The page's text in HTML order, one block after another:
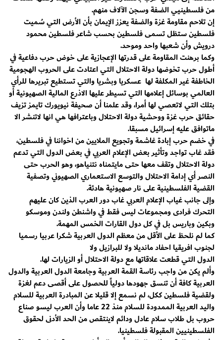
من فلسطينيي الضفة وسجن الآلاف منهم.
إن تلاحم مقاومة غزة والضفة يعزز الإيمان بأن الأرض التي سُميت
فلسطين ستظل تسمى فلسطين بحسب شاعر فلسطين محمود
درويش وأن شعبها واحد وموحد.
وكما برهنت المقاومة على قدرتها الإعجازية على خوض حرب دفاعية في
أطول حرب تخوضها دولة الاحتلال التي اعتادت على الحروب الهجومية
الخاطفة غير المكلفة لها عسكريا وبشريا والتي تستطيع تبريرها للرأي
العالمي بوسائل إعلامها التي تسيطر عليها الاذرع المالية الصهيونية أو
بتلك التي لاتعصي لها أمرا، وقد علمنا أن صحيفة نيويورك تايمز تزيف
حقائق حرب غزة ووحشية دولة الاحتلال وباعترافها هي انها لاتنشر الا
ماتوافق عليه إسرائيل مسبقا.
في خضم حرب إبادة غاشمة وتجويع الملايين من اخواننا في فلسطين،
فقد غاب تواجد وتأثير بعض الإعلام العربي في بعض الدول التي تدعم
دولة الاحتلال وتقف معها حتى مايتمناه نتنياهو، وهو الحرب حتى
النصر أي إدامة الاحتلال والتوسع الاستعماري الصهيوني وتصفية
القضية الفلسطينية على نار صهيونية هادئة.
وإلى جانب غياب الإعلام العربي غاب دور العرب الذين كان عليهم
التحرك فرادى ومجموعات ليس فقط في واشنطن ولندن وموسكو
وبكين وباريس بل في كل دول القارات الخمس المهمة.
كما لم نلحظ على الأقل من معظم الدول العربية شكرا عربيا رسميا
لجنوب افريقيا احفاد مانديلا ولا للبرازيل ولا
الدول التي قطعت علاقاتها مع دولة الاحتلال أو الزيارات لها.
وألم يكن من واجب رئاسة القمة العربية وجامعة الدول العربية والدول
العربية كافة أن تنسق جهودها دولياً للحصول على أقصى دعم لغزة
ولقضية فلسطين ككل، لم نسمع إلا قليلا عن المبادرة العربية للسلام
واليد العربية الممدودة للسلام منذ 22 عاما وأن العرب ليسو صناع
حروب بل طلاب سلام عادل ودائم لاينتقص من الحد الأدنى لحقوق
الفلسطينيين المقبولة فلسطينيا.